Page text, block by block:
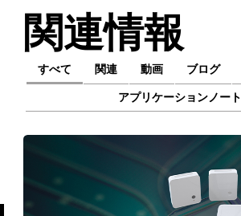
関連情報
すべて 関連 動画 ブログ
アプリケーションノート